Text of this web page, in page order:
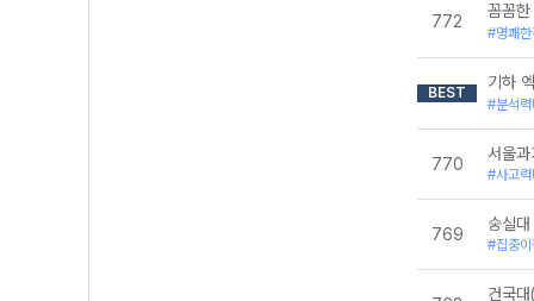
대학별 논술-아
대학별 논술-연
대학별 논술-이
대학별 논술-인
대학별 논술-중
대학별 논술-홍
대학별구술
대학별구술-건
대학별구술-홍
대학별논술 -
대학별논술 -
대학별논술 -
772
꼼꼼
#명쾌한
BEST
기하
#분석
770
서울
#사고
769
숭실
#집중
건국